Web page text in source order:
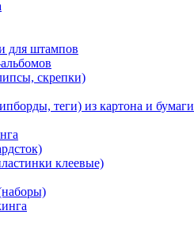
для штампов
скрепки)
теги) из картона и бумаги
клеевые)